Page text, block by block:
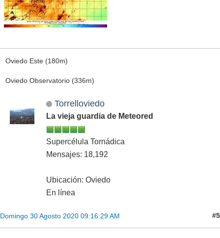
Oviedo Este (180m)
Oviedo Observatorio (336m)
Torrelloviedo
La vieja guardia de Meteored
Supercélula Tornádica
Mensajes: 18,192
Ubicación: Oviedo
En línea
Domingo 30 Agosto 2020 09:16:29 AM #5